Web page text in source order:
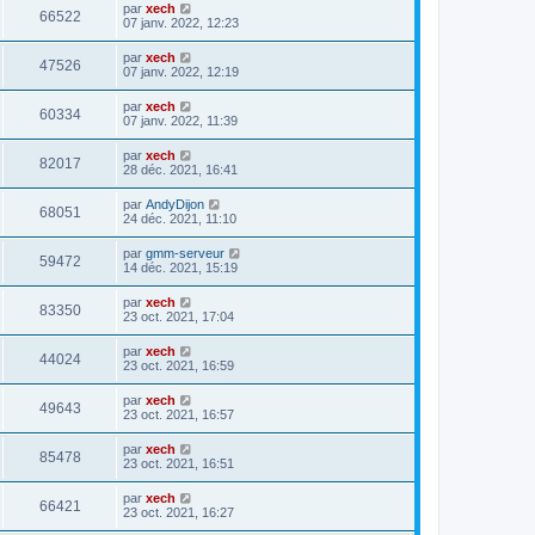
66522 par xech
07 janv. 2022, 12:23
47526 par xech
07 janv. 2022, 12:19
60334 par xech
07 janv. 2022, 11:39
82017 par xech
28 déc. 2021, 16:41
68051 par AndyDijon
24 déc. 2021, 11:10
59472 par gmm-serveur
14 déc. 2021, 15:19
83350 par xech
23 oct. 2021, 17:04
44024 par xech
23 oct. 2021, 16:59
49643 par xech
23 oct. 2021, 16:57
85478 par xech
23 oct. 2021, 16:51
66421 par xech
23 oct. 2021, 16:27